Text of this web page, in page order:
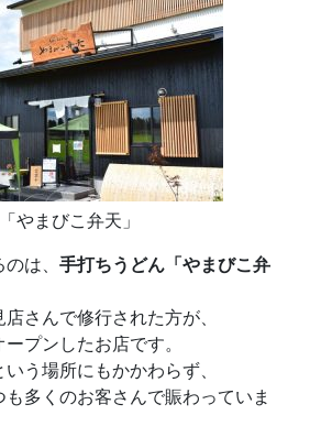
やまびこ弁天」
は、 手打ちうどん「やまびこ弁
さんで修行された方が、
プンしたお店です。
う場所にもかかわらず、
多くのお客さんで賑わっていま